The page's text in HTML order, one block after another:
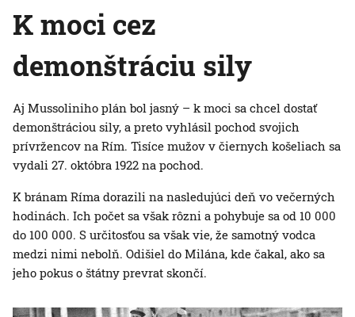
K moci cez
demonštráciu sily
Aj Mussoliniho plán bol jasný – k moci sa chcel dostať
demonštráciou sily, a preto vyhlásil pochod svojich
prívržencov na Rím. Tisíce mužov v čiernych košeliach sa
vydali 27. októbra 1922 na pochod.
K bránam Ríma dorazili na nasledujúci deň vo večerných
hodinách. Ich počet sa však rôzni a pohybuje sa od 10 000
do 100 000. S určitosťou sa však vie, že samotný vodca
medzi nimi nebolň. Odišiel do Milána, kde čakal, ako sa
jeho pokus o štátny prevrat skončí.